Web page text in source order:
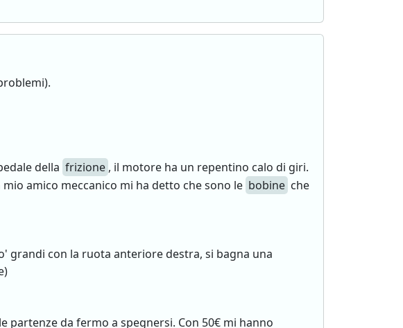
della frizione , il motore ha un repentino calo di giri.
amico meccanico mi ha detto che sono le bobine che
grandi con la ruota anteriore destra, si bagna una
partenze da fermo a spegnersi. Con 50€ mi hanno